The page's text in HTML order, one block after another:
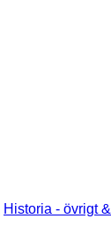
Historia - övrigt